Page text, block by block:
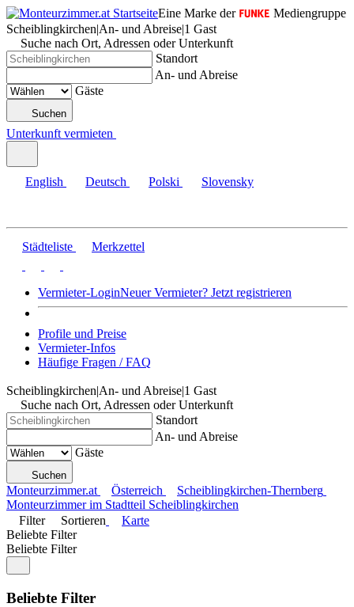
Eine Marke der
Mediengruppe
Scheiblingkirchen|An- und Abreise|1 Gast
Suche nach Ort, Adressen oder Unterkunft
Standort
An- und Abreise
Gäste
Suchen
Unterkunft vermieten
English Deutsch Polski Slovensky
Städteliste Merkzettel
Vermieter-LoginNeuer Vermieter? Jetzt registrieren
Profile und Preise
Vermieter-Infos
Häufige Fragen / FAQ
Scheiblingkirchen|An- und Abreise|1 Gast
Suche nach Ort, Adressen oder Unterkunft
Standort
An- und Abreise
Gäste
Suchen
Monteurzimmer.at Österreich
Scheiblingkirchen-Thernberg
Monteurzimmer im Stadtteil Scheiblingkirchen
Filter
Sortieren
Karte
Beliebte Filter
Beliebte Filter
Beliebte Filter